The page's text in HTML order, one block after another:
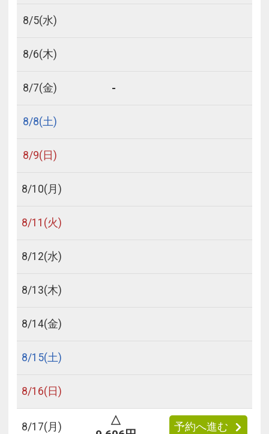
8/5(水)
8/6(木)
8/7(金) -
8/8(土)
8/9(日)
8/10(月)
8/11 (火)
8/12(水)
8/13(木)
8/14(金)
8/15(土)
8/16(日)
8/17(月)
△
予約へ進む